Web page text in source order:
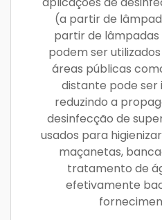
(a partir de
partir de
podem ser
áreas públicas
distante pode ser
reduzindo a
desinfecção de
usados para
maçanetas,
tratamento de
efetivamente